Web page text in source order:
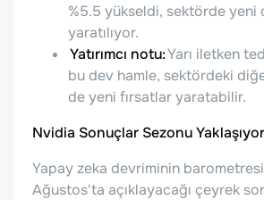
%5.5 yükseldi, sektörde yeni
yaratılıyor.
Yatırımcı notu:Yarı iletken
bu dev hamle, sektördeki
de yeni fırsatlar yaratabilir.
Nvidia Sonuçlar Sezonu Yaklaşıyor
Yapay zeka devriminin
Ağustos'ta açıklayacağı çeyrek